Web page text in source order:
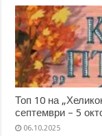
Топ 10 на
септември – 5
06.10.2025